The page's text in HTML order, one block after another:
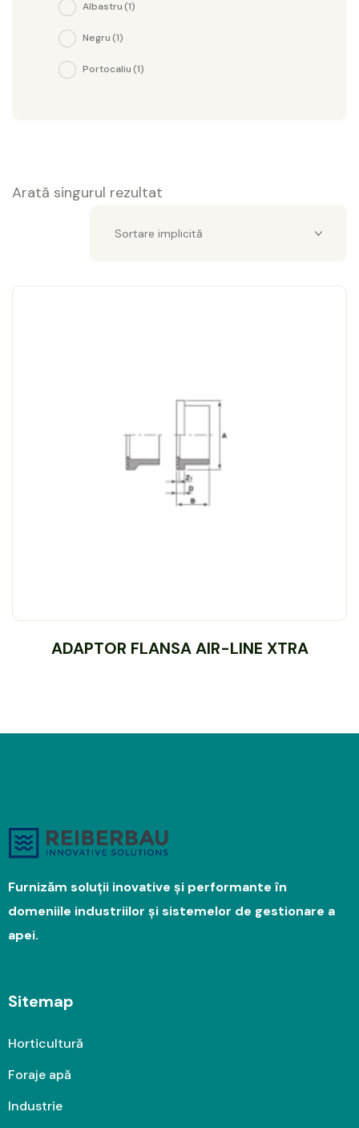
Albastru(1)
Negru(1)
Portocaliu(1)
Arată singurul rezultat
ADAPTOR FLANSA AIR-LINE XTRA
Furnizăm soluții inovative și performante în
domeniile industriilor și sistemelor de gestionare a
apei.
Sitemap
Horticultură
Foraje apă
Industrie